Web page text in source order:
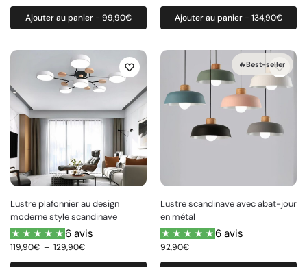
Ajouter au panier - 99,90€ Ajouter au panier - 134,90€
Lustre plafonnier au design
moderne style scandinave
6 avis
119,90€ – 129,90€
🔥Best-seller
Lustre scandinave avec abat-jour
en métal
6 avis
92,90€